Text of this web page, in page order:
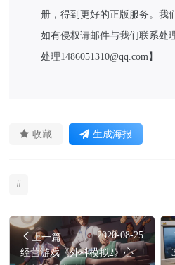
册，得到更好的正版服务。我
如有侵权请邮件与我们联系处
处理1486051310@qq.com】
收藏 生成海报
#
上一篇
2020-08-25
经营游戏《外科模拟2》心